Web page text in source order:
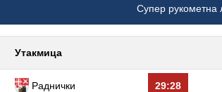
Супер рукометна
Утакмица
Раднички 29:28